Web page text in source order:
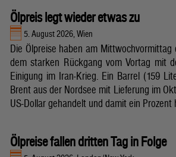
Ölpreis legt wieder etwas zu
5. August 2026, Wien
Die Ölpreise haben am Mittwochvormittag
dem starken Rückgang vom Vortag mit
Einigung im Iran-Krieg. Ein Barrel (159
Brent aus der Nordsee mit Lieferung im
US-Dollar gehandelt und damit ein Prozent
Ölpreise fallen dritten Tag in Folge